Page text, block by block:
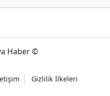
Haber ©
Gizlilik İlkeleri